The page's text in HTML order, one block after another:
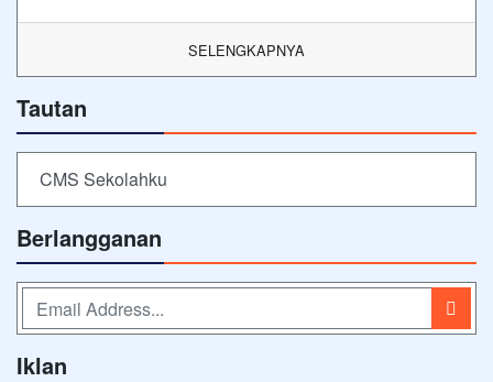
SELENGKAPNYA
Tautan
CMS Sekolahku
Berlangganan
Iklan